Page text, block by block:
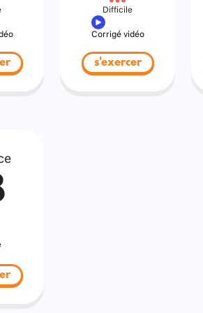
Difficile
Corrigé vidéo
s'exercer